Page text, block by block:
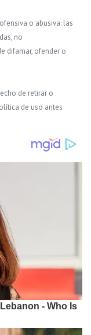
o abusiva: las
no
difamar, ofender o
de retirar o
de uso antes